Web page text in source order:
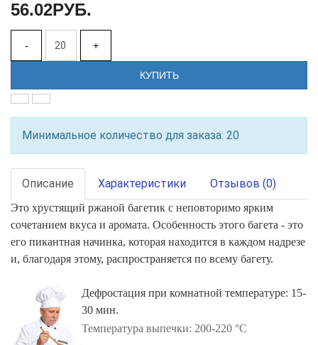
56.02РУБ.
- +
КУПИТЬ
Минимальное количество для заказа: 20
Описание Характеристики Отзывов (0)
Это хрустящий ржаной багетик с неповторимо ярким
сочетанием вкуса и аромата. Особенность этого багета - это
его пикантная начинка, которая находится в каждом надрезе
и, благодаря этому, распространяется по всему багету.
Дефростация при комнатной температуре: 15-
30 мин.
Температура выпечки: 200-220 °С